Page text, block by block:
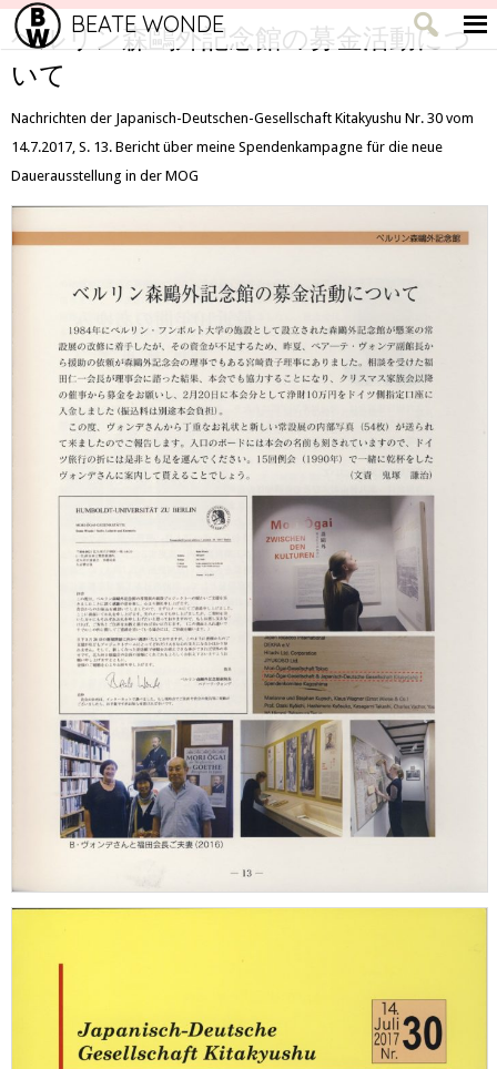
BEATE WONDE
ベルリン森鷗外記念館の募金活動につ
いて
Nachrichten der Japanisch-Deutschen-Gesellschaft Kitakyushu Nr. 30 vom
14.7.2017, S. 13. Bericht über meine Spendenkampagne für die neue
Dauerausstellung in der MOG